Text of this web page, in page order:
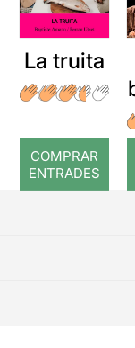
La truita
COMPRAR
ENTRADES